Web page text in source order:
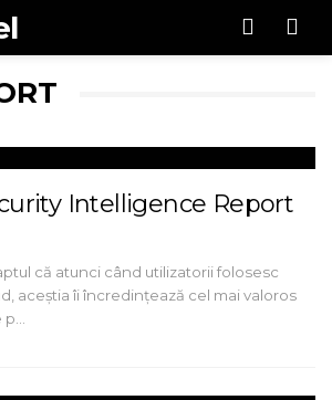
Intelligence Report
că atunci când utilizatorii folosesc
aceștia îi încredințează cel mai valoros